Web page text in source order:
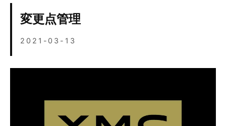
会社情報
営業カレンダー
ブログ
お問い合わせ
変更点管理
2021-03-13